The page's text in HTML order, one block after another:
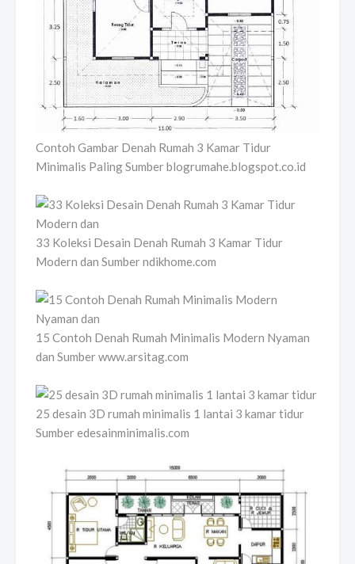
Contoh Gambar Denah Rumah 3 Kamar Tidur
Minimalis Paling Sumber blogrumahe.blogspot.co.id
33 Koleksi Desain Denah Rumah 3 Kamar Tidur
Modern dan Sumber ndikhome.com
15 Contoh Denah Rumah Minimalis Modern Nyaman
dan Sumber www.arsitag.com
25 desain 3D rumah minimalis 1 lantai 3 kamar tidur
Sumber edesainminimalis.com